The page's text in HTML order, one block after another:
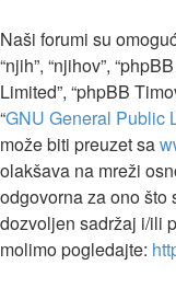
Naši forumi su
“njih”, “njihov”,
Limited”, “phpBB
“GNU General Public
može biti preuzet sa
olakšava na mreži
odgovorna za ono što
dozvoljen sadržaj i/ili
molimo pogledajte: